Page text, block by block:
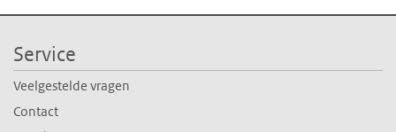
patientcentredness in caring for people with
Utrecht:
http://www.euro.who.int/__data/assets/pdf_file/0008/
Service
Veelgestelde vragen
Contact